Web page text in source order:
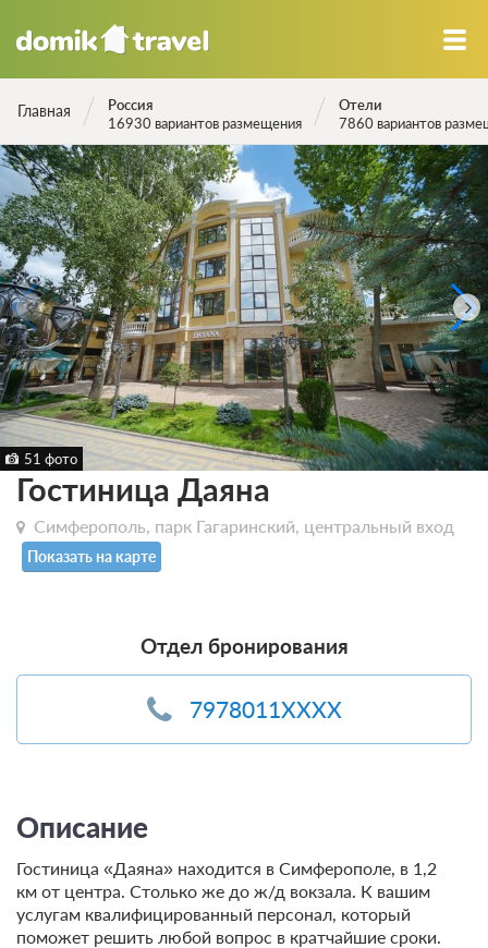
Главная
Россия
16930 вариантов размещения
Отели
7860 вариантов
51 фото
Гостиница Даяна
Симферополь, парк Гагаринский, центральный вход
Показать на карте
Отдел бронирования
7978011XXXX
Описание
Гостиница «Даяна» находится в Симферополе, в 1,2
км от центра. Столько же до ж/д вокзала. К вашим
услугам квалифицированный персонал, который
поможет решить любой вопрос в кратчайшие сроки.